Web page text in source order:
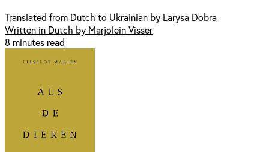
Translated from Dutch to Ukrainian by Larysa Dobra
Written in Dutch by Marjolein Visser
8 minutes read